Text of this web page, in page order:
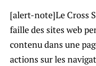
[alert-note]Le Cross
faille des sites web
contenu dans une
actions sur les